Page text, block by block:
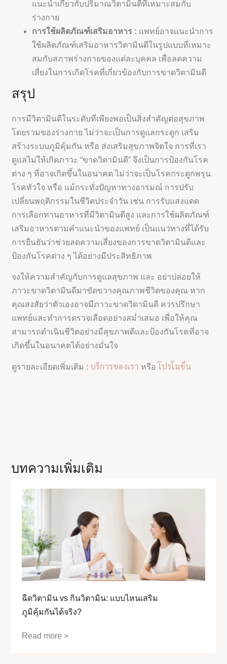
แนะนำเกี่ยวกับปริมาณวิตามินดีที่เหมาะสมกับ
ร่างกาย
การใช้ผลิตภัณฑ์เสริมอาหาร : แพทย์อาจแนะนำการ
ใช้ผลิตภัณฑ์เสริมอาหารวิตามินดีในรูปแบบที่เหมาะ
สมกับสภาพร่างกายของแต่ละบุคคล เพื่อลดความ
เสี่ยงในการเกิดโรคที่เกี่ยวข้องกับการขาดวิตามินดี
สรุป
การมีวิตามินดีในระดับที่เพียงพอเป็นสิ่งสำคัญต่อสุขภาพ
โดยรวมของร่างกาย ไม่ว่าจะเป็นการดูแลกระดูก เสริม
สร้างระบบภูมิคุ้มกัน หรือ ส่งเสริมสุขภาพจิตใจ การที่เรา
ดูแลไม่ให้เกิดภาวะ “ขาดวิตามินดี” จึงเป็นการป้องกันโรค
ต่าง ๆ ที่อาจเกิดขึ้นในอนาคต ไม่ว่าจะเป็นโรคกระดูกพรุน
โรคหัวใจ หรือ แม้กระทั่งปัญหาทางอารมณ์ การปรับ
เปลี่ยนพฤติกรรมในชีวิตประจำวัน เช่น การรับแสงแดด
การเลือกทานอาหารที่มีวิตามินดีสูง และการใช้ผลิตภัณฑ์
เสริมอาหารตามคำแนะนำของแพทย์ เป็นแนวทางที่ได้รับ
การยืนยันว่าช่วยลดความเสี่ยงของการขาดวิตามินดีและ
ป้องกันโรคต่าง ๆ ได้อย่างมีประสิทธิภาพ
จงให้ความสำคัญกับการดูแลสุขภาพ และ อย่าปล่อยให้
ภาวะขาดวิตามินดีมาขัดขวางคุณภาพชีวิตของคุณ หาก
คุณสงสัยว่าตัวเองอาจมีภาวะขาดวิตามินดี ควรปรึกษา
แพทย์และทำการตรวจเลือดอย่างสม่ำเสมอ เพื่อให้คุณ
สามารถดำเนินชีวิตอย่างมีสุขภาพดีและป้องกันโรคที่อาจ
เกิดขึ้นในอนาคตได้อย่างมั่นใจ
ดูรายละเอียดเพิ่มเติม : บริการของเรา หรือ โปรโมชั่น
บทความเพิ่มเติม
ฉีดวิตามิน vs กินวิตามิน: แบบไหนเสริม
ภูมิคุ้มกันได้จริง?
Read more >